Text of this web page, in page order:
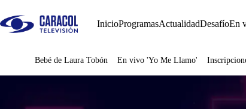
InicioProgramasActualidadDesafíoEn
Juegos
Bebé de Laura Tobón En vivo 'Yo Me Llamo'